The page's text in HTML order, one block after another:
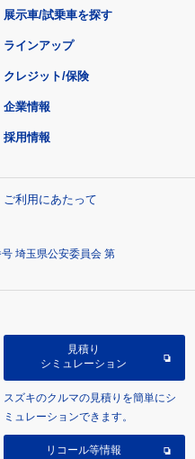
展示車/試乗車を探す
ラインアップ
クレジット/保険
企業情報
採用情報
ご利用にあたって
埼玉県公安委員会 第
見積り
シミュレーション
スズキのクルマの見積りを簡単にシ
ミュレーションできます。
リコール等情報